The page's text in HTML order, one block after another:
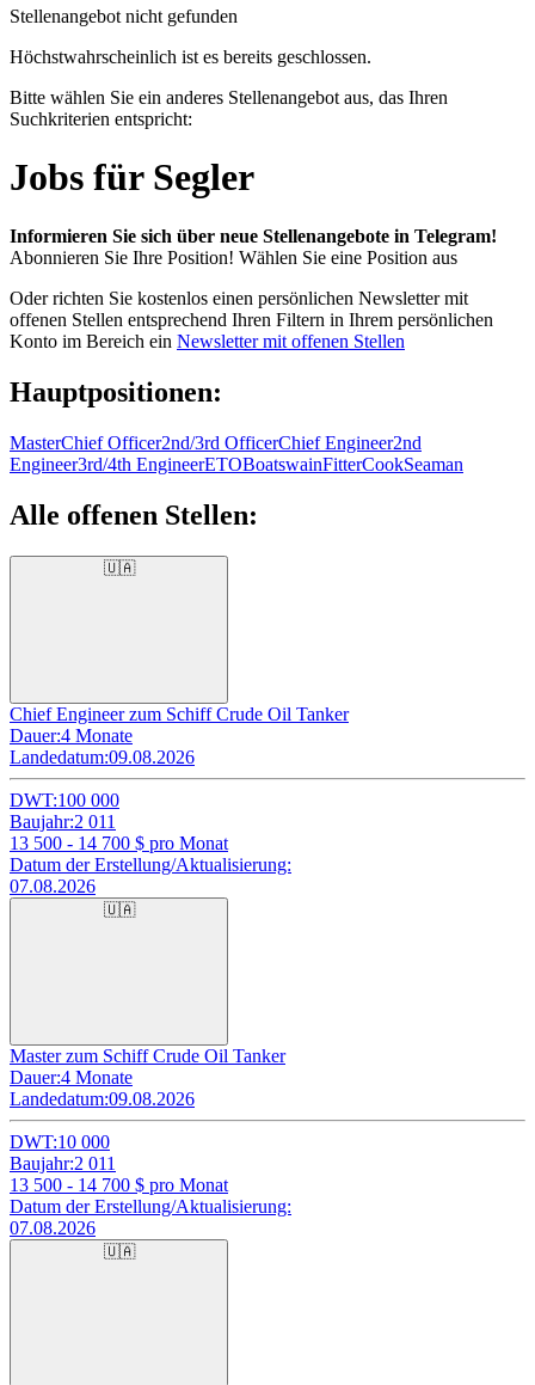
Stellenangebot nicht gefunden
Höchstwahrscheinlich ist es bereits geschlossen.
Bitte wählen Sie ein anderes Stellenangebot aus, das Ihren
Suchkriterien entspricht:
Jobs für Segler
Informieren Sie sich über neue Stellenangebote in Telegram!
Abonnieren Sie Ihre Position! Wählen Sie eine Position aus
Oder richten Sie kostenlos einen persönlichen Newsletter mit
offenen Stellen entsprechend Ihren Filtern in Ihrem persönlichen
Konto im Bereich ein Newsletter mit offenen Stellen
Hauptpositionen:
MasterChief Officer2nd/3rd OfficerChief Engineer2nd
Engineer3rd/4th EngineerETOBoatswainFitterCookSeaman
Alle offenen Stellen:
🇺🇦
Chief Engineer zum Schiff Crude Oil Tanker
Dauer:4 Monate
Landedatum:09.08.2026
DWT:100 000
Baujahr:2 011
13 500 - 14 700 $ pro Monat
Datum der Erstellung/Aktualisierung:
07.08.2026
🇺🇦
Master zum Schiff Crude Oil Tanker
Dauer:4 Monate
Landedatum:09.08.2026
DWT:10 000
Baujahr:2 011
13 500 - 14 700 $ pro Monat
Datum der Erstellung/Aktualisierung:
07.08.2026
🇺🇦